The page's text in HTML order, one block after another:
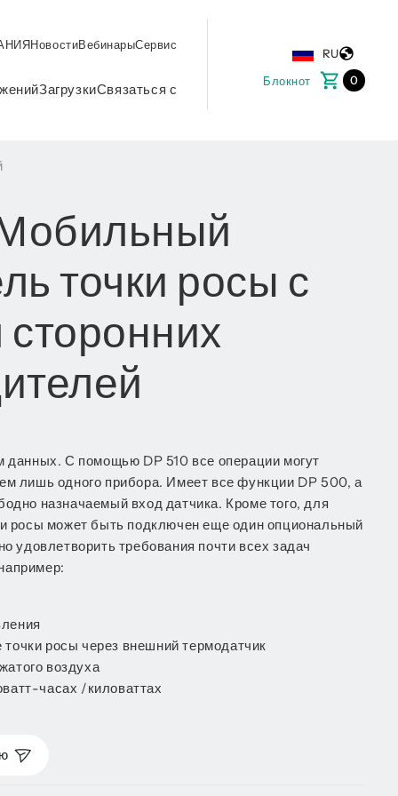
RU
Блокнот
0
НовостиВебинарыСервис
ЗагрузкиСвязаться с
точки росы с
данных. С помощью DP 510 все операции могут
лишь одного прибора. Имеет все функции DP 500, а
назначаемый вход датчика. Кроме того, для
росы может быть подключен еще один опциональный
удовлетворить требования почти всех задач
росы через внешний термодатчик
воздуха
часах /киловаттах